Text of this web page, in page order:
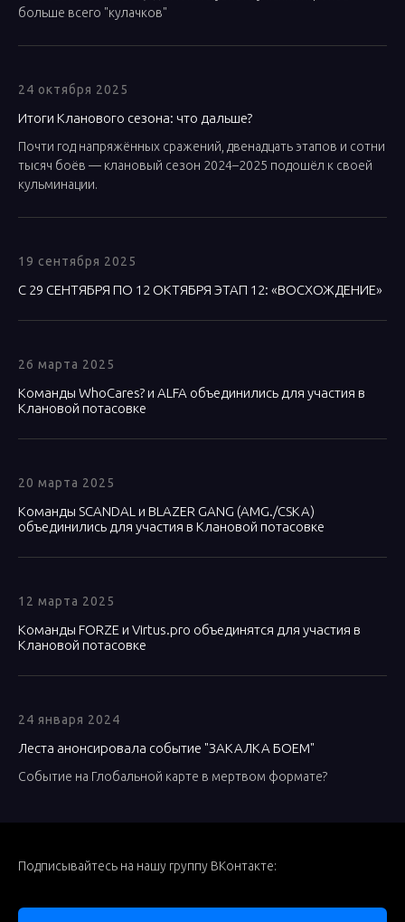
больше всего "кулачков"
24 октября 2025
Итоги Кланового сезона: что дальше?
Почти год напряжённых сражений, двенадцать этапов и сотни
тысяч боёв — клановый сезон 2024–2025 подошёл к своей
кульминации.
19 сентября 2025
С 29 СЕНТЯБРЯ ПО 12 ОКТЯБРЯ ЭТАП 12: «ВОСХОЖДЕНИЕ»
26 марта 2025
Команды WhoCares? и ALFA объединились для участия в
Клановой потасовке
20 марта 2025
Команды SCANDAL и BLAZER GANG (AMG./CSKA)
объединились для участия в Клановой потасовке
12 марта 2025
Команды FORZE и Virtus.pro объединятся для участия в
Клановой потасовке
24 января 2024
Леста анонсировала событие "ЗАКАЛКА БОЕМ"
Событие на Глобальной карте в мертвом формате?
Подписывайтесь на нашу группу ВКонтакте: